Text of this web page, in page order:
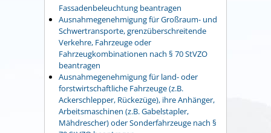
Fassadenbeleuchtung beantragen
Ausnahmegenehmigung für Großraum- und
Schwertransporte, grenzüberschreitende
Verkehre, Fahrzeuge oder
Fahrzeugkombinationen nach § 70 StVZO
beantragen
Ausnahmegenehmigung für land- oder
forstwirtschaftliche Fahrzeuge (z.B.
Ackerschlepper, Rückezüge), ihre Anhänger,
Arbeitsmaschinen (z.B. Gabelstapler,
Mähdrescher) oder Sonderfahrzeuge nach §